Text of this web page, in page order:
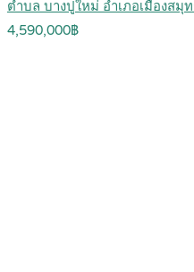
ตำบล บางปูใหม่ อำเภอเมืองสมุ
4,590,000฿